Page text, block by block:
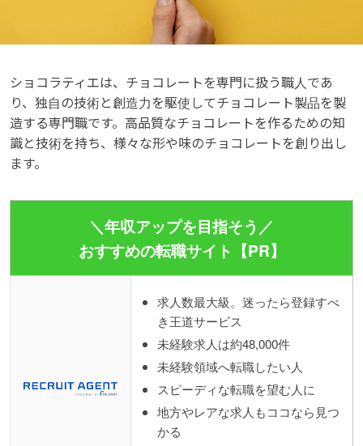
ショコラティエは、チョコレートを専門に扱う職人であ
り、独自の技術と創造力を駆使してチョコレート製品を製
造する専門職です。高品質なチョコレートを作るための知
識と技術を持ち、様々な形や味のチョコレートを創り出し
ます。
＼年収アップを目指そう／
おすすめの転職サイト【PR】
求人数最大級。迷ったら登録すべ
き王道サービス
未経験求人は約48,000件
未経験領域へ転職したい人
スピーディな転職を望む人に
地方やレアな求人もココなら見つ
かる